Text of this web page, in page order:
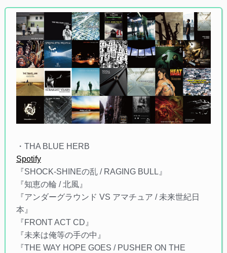
・THA BLUE HERB
Spotify
『SHOCK-SHINEの乱 / RAGING BULL』
『知恵の輪 / 北風』
『アンダーグラウンド VS アマチュア / 未来世紀日
本』
『FRONT ACT CD』
『未来は俺等の手の中』
『THE WAY HOPE GOES / PUSHER ON THE